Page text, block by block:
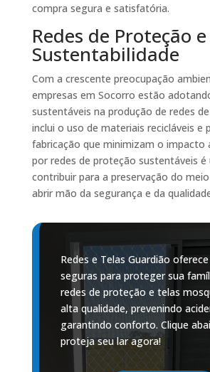
compra segura e satisfatória.
Redes de Proteção e
Sustentabilidade
Com a crescente preocupação
empresas em Socorro estão
sustentáveis na produção de redes
inclui o uso de materiais recicláveis e
fabricação que minimizam o impacto
por redes de proteção sustentáveis é
contribuir para a preservação do
abrir mão da segurança e da
Redes e Telas Guardião
seguras para proteger sua
redes de proteção e telas
alta qualidade, prevenindo
garantindo conforto. Clique
proteja seu lar agora!